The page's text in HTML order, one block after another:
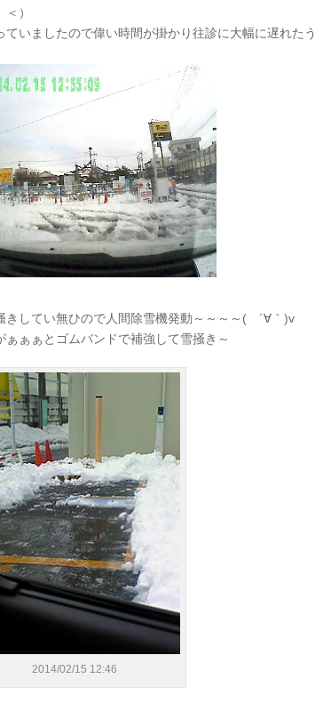
）
いましたので偉い時間が掛かり往診に大幅に遅れたう
きしてい無ひので人間除雪機発動～～～～( ´∀｀)v
ぁぁとゴムバンドで補強して雪掻き～
2014/02/15 12:46